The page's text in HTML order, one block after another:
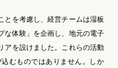
とを考慮し、経営チームは湿板
な体験」を企画し、地元の電子
アを設けました。これらの活動
むものではありません。しか